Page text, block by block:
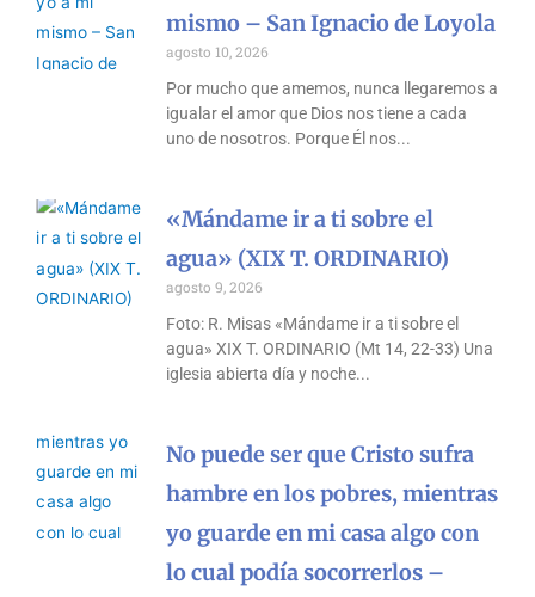
mismo – San Ignacio de Loyola
agosto 10, 2026
Por mucho que amemos, nunca llegaremos a
igualar el amor que Dios nos tiene a cada
uno de nosotros. Porque Él nos
«Mándame ir a ti sobre el
agua» (XIX T. ORDINARIO)
agosto 9, 2026
Foto: R. Misas «Mándame ir a ti sobre el
agua» XIX T. ORDINARIO (Mt 14, 22-33) Una
iglesia abierta día y noche
No puede ser que Cristo sufra
hambre en los pobres, mientras
yo guarde en mi casa algo con
lo cual podía socorrerlos –